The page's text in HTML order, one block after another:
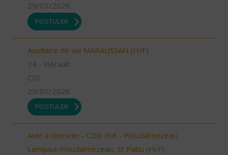
29/07/2026
POSTULER
Auxiliaire de vie MARAUSSAN (H/F)
34 - Hérault
CDI
29/07/2026
POSTULER
Aide à domicile - CDD été - Ploudalmézeau,
Lampaul-Ploudalmézeau, St Pabu (H/F)